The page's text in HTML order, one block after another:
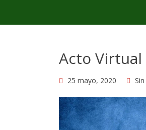
Acto Virtual
25 mayo, 2020